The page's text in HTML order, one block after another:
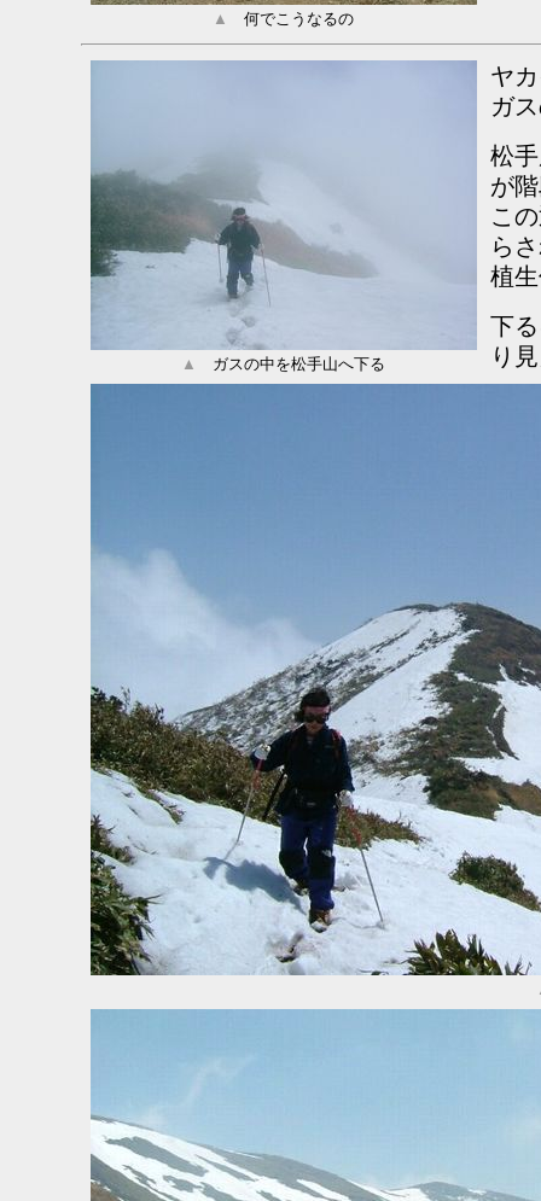
▲ 何でこうなるの
ヤ
ガ
松
が
こ
ら
植
下
り
▲ ガスの中を松手山へ下る